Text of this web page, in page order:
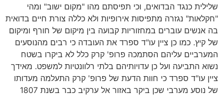
שלילית כנגד הבדואים, וכי תפיסתם מהו "מקום ישוב" ומהי
"חקלאות" נגזרה מתפיסות אירופיות ולא כללה צורת חיים בדואית
בה אנשים עוברים במחזוריות קבועה בין מיקום של חורף ומיקום
של קיץ. כמו כן ציין עו"ד ספרד את העובדה כי רבים מהנוסעים
המערביים עליהם הסתמכה פרופ' קרק כלל לא ביקרו בשטח
נשוא התביעה ועל כן עדויותיהם בלתי רלוונטיות למשפט. מאידך
ציין עו"ד ספרד כי חוות הדעת של פרופ' קרק התעלמה מעדותו
של נוסע מערבי שכן ביקר באזור אל ערקיב כבר בשנת 1807